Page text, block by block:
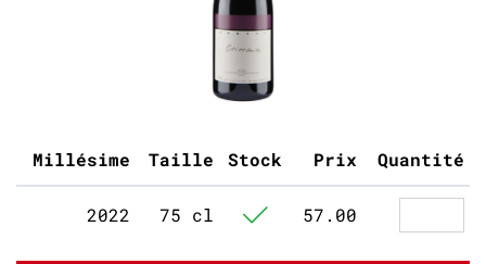
Millésime Taille Stock Prix Quantité
2022 75 cl 57.00